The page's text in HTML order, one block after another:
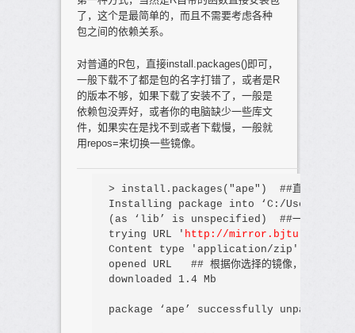
了，这个是最简单的，而且不需要考虑各种
包之间的依赖关系。
对普通的R包，直接install.packages()即可，
一般下载不了都是包的名字打错了，或者是R
的版本不够，如果下载了安装不了，一般是
依赖包没弄好，或者你的电脑缺少一些库文
件，如果实在是找不到或者下载慢，一般就
用repos=来切换一些镜像。
>
Installing package into ‘C:/Users/
trying URL ' http://mirror.bjtu.edu.cn/
downloaded 1.4 Mb
package ‘ape’ successfully unpacked and